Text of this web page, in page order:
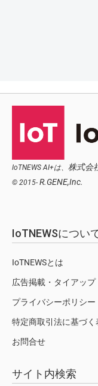
IoTNEWS AI+は、 株式会
© 2015- R.GENE,Inc.
IoTNEWSについ
IoTNEWSとは
広告掲載・タイアップ
プライバシーポリシー
特定商取引法に基づく
お問合せ
サイト内検索